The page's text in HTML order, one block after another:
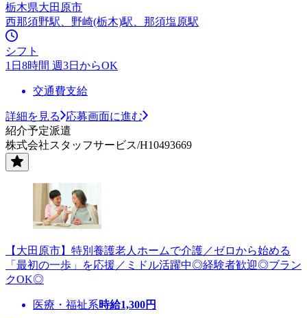
栃木県大田原市
西那須野駅、野崎(栃木)駅、那須塩原駅
シフト
1日8時間 週3日からOK
交通費支給
詳細を見る
応募画面に進む
紹介予定派遣
株式会社スタッフサービス/H10493669
【大田原市】特別養護老人ホームで介護／ゼロから始める
「最初の一歩」を応援／ミドル活躍中◎経験者歓迎◎ブラン
クOK◎
医療・福祉系時給1,300円